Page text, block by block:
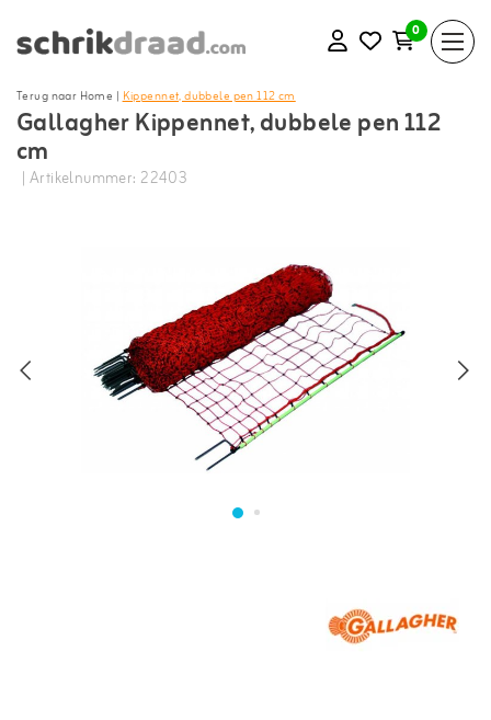
0
Terug naar Home |Kippennet, dubbele pen 112 cm
Gallagher Kippennet, dubbele pen 112
cm
| Artikelnummer: 22403